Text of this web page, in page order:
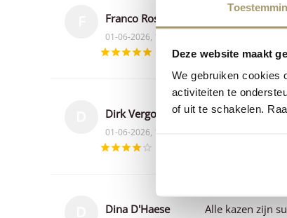
Deze website maakt
We gebruiken cookies
activiteiten te
of uit te schakelen.
Franco Rosiello
01-06-2026, 13:59
Great service
Dirk Vergote
01-06-2026, 13:23
Alles is fijn,
Dina D'Haese Alle kazen zijn